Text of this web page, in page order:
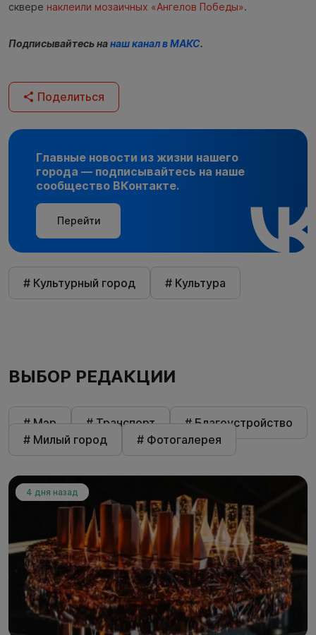
сквере наклеили мозаичных «Ангелов Победы».
Подписывайтесь нанаш канал в МАКС.
Поделиться
Главные новости из жизни нашего
города — подписывайтесь на наше
сообщество ВКонтакте.
Перейти
# Культурный город # Культура
ВЫБОР РЕДАКЦИИ
# Мэр # Транспорт
# Благоустройство
# Милый город
# Фотогалерея
4 дня назад